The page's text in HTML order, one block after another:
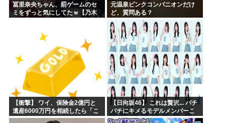
冨里奈央ちゃん、罰ゲームのセ
ミをずっと気にしてたｗ【乃木
元温泉ピンクコンパニオンだけ
ど、質問ある？
【衝撃】 ワイ、保険金2億円と
遺産6000万円を相続したら「こ
う」なった・・・
【日向坂46】 これは贅沢... バチ
バチにキメるモデルメンバーこ
ちら